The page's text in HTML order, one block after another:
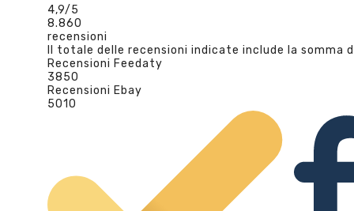
4,9/5
8.860
recensioni
Il totale delle recensioni indicate include la somma
Recensioni Feedaty
3850
Recensioni Ebay
5010